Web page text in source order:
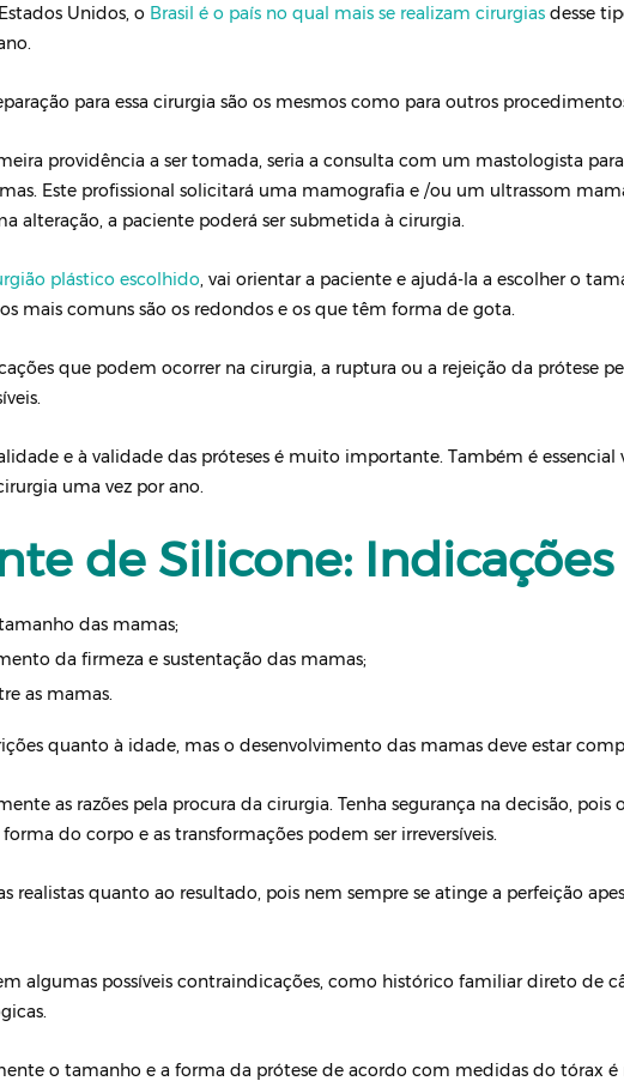
Unidos, o Brasil é o país no qual mais se realizam cirurgias desse
para essa cirurgia são os mesmos como para outros
providência a ser tomada, seria a consulta com um mastologista
Este profissional solicitará uma mamografia e /ou um ultrassom
alteração, a paciente poderá ser submetida à cirurgia.
plástico escolhido, vai orientar a paciente e ajudá-la a escolher o
mais comuns são os redondos e os que têm forma de gota.
que podem ocorrer na cirurgia, a ruptura ou a rejeição da prótese
e à validade das próteses é muito importante. Também é essencial
uma vez por ano.
de Silicone: Indicações
das mamas;
da firmeza e sustentação das mamas;
as mamas.
quanto à idade, mas o desenvolvimento das mamas deve estar
as razões pela procura da cirurgia. Tenha segurança na decisão, pois
do corpo e as transformações podem ser irreversíveis.
realistas quanto ao resultado, pois nem sempre se atinge a perfeição
algumas possíveis contraindicações, como histórico familiar direto de
o tamanho e a forma da prótese de acordo com medidas do tórax